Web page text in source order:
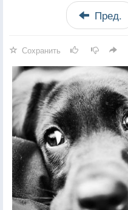
Пред.
Сохранить